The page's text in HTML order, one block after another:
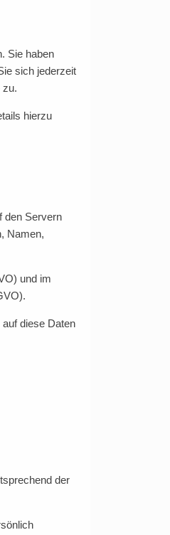
Sie haben
sich jederzeit
zu.
hierzu
den Servern
Namen,
und im
diese Daten
der